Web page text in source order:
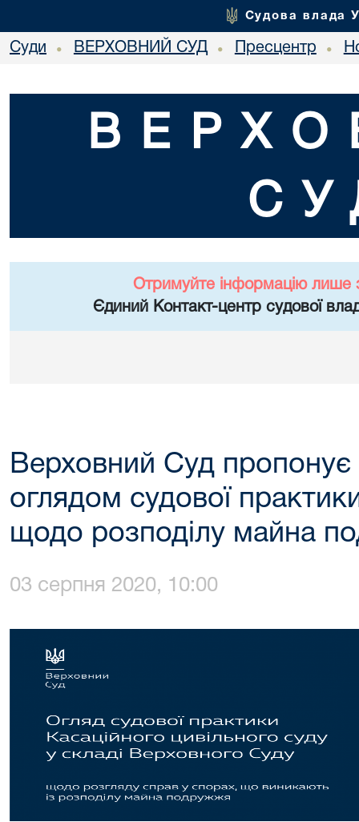
Судова влада
Суди • ВЕРХОВНИЙ СУД • Пресцентр •
Отримуйте інформацію лише
Єдиний Контакт-центр судової
Верховний Суд
оглядом судової
щодо розподілу майна
03 серпня 2020, 10:00